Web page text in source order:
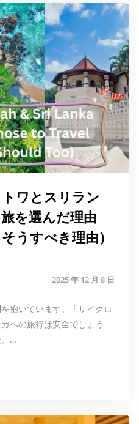
ワとスリラン
を選んだ理由
うすべき理由）
2025 年 12 月 8 日
抱いています。「サイクロ
への旅行は安全でしょう
、…